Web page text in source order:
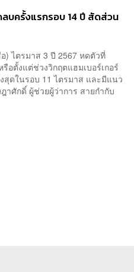
บครั้งแรกรอบ 14 ปี สัดส่วน
) ไตรมาส 3 ปี 2567 หดตัวที่
อตั้งแต่ช่วงวิกฤตแฮมเบอร์เกอร์
ดในรอบ 11 ไตรมาส และมีแนว
ศักดิ์ ผู้ช่วยผู้ว่าการ สายกำกับ